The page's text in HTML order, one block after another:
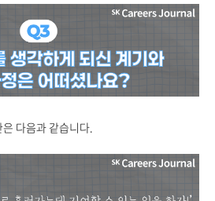
다음과 같습니다.